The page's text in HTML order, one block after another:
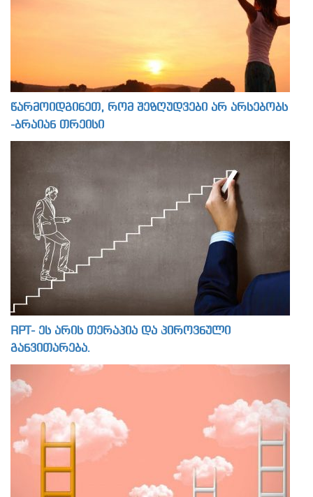
წარმოიდგინეთ, რომ შეზღუდვები არ არსებობს
-ბრაიან თრეისი
RPT- ეს არის თერაპია და პიროვნული
განვითარება.